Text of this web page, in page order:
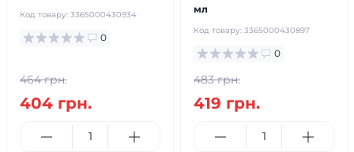
Код товару: 3365000430934
0
464 грн.
404 грн.
мл
Код товару: 3365000430897
0
483 грн.
419 грн.